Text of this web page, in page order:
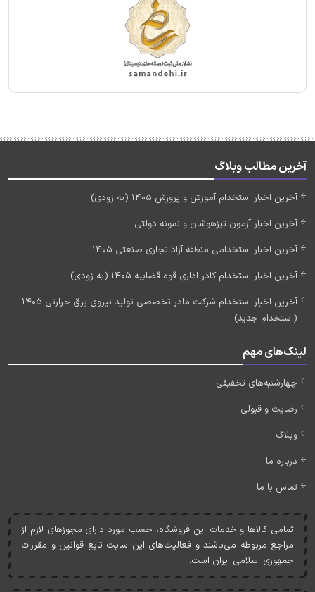
آخرین مطالب وبلاگ
آخرین اخبار استخدام آموزش و پرورش 1405 (به زودی)
آخرین اخبار آزمون تیزهوشان و نمونه دولتی
آخرین اخبار استخدامی منطقه آزاد تجاری صنعتی 1405
آخرین اخبار استخدام کادر اداری قوه قضاییه 1405 (به زودی)
آخرین اخبار استخدام شرکت مادر تخصصی تولید نیروی برق حرارتی 1405
(استخدام جدید)
لینک‌های مهم
چهارشنبه‌های تخفیفی
رضایت و قبولی
وبلاگ
درباره ما
تماس با ما
تمامی کالاها و خدمات اين فروشگاه، حسب مورد دارای مجوزهای لازم از
مراجع مربوطه می‌باشند و فعاليت‌های اين سايت تابع قوانين و مقررات
جمهوری اسلامی ايران است.